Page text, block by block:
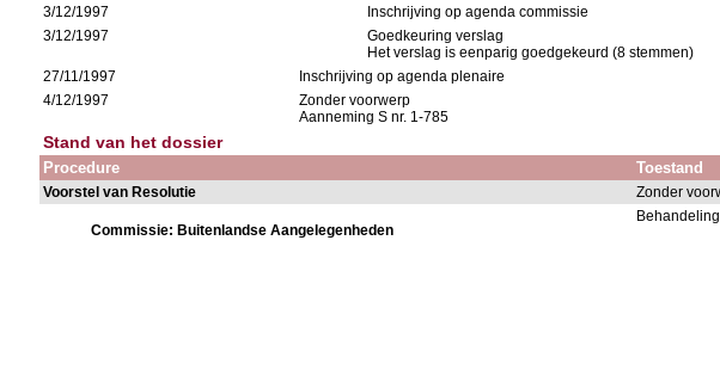
3/12/1997
Inschrijving op agenda commissie
3/12/1997
Goedkeuring verslag
Het verslag is eenparig goedgekeurd (8 stemmen)
27/11/1997
Inschrijving op agenda plenaire
4/12/1997
Zonder voorwerp
Aanneming S nr. 1-785
Stand van het dossier
Procedure Toestand
Voorstel van Resolutie Zonder
Commissie: Buitenlandse Aangelegenheden